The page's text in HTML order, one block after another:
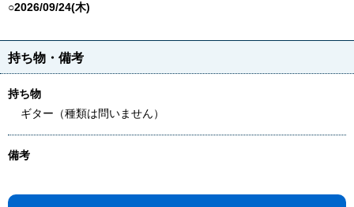
○2026/09/24(木)
持ち物・備考
持ち物
ギター（種類は問いません）
備考